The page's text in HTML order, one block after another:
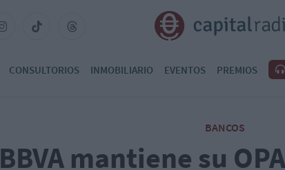
CONSULTORIOS INMOBILIARIO EVENTOS PREMIOS
BANCOS
BBVA mantiene su